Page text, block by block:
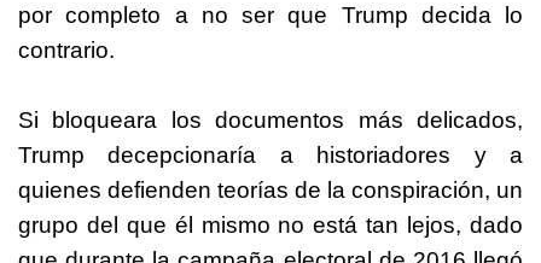
por completo a no ser que Trump decida lo
contrario.
Si bloqueara los documentos más delicados,
Trump decepcionaría a historiadores y a
quienes defienden teorías de la conspiración, un
grupo del que él mismo no está tan lejos, dado